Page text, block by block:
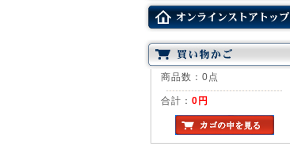
商品数：0点
合計： 0円